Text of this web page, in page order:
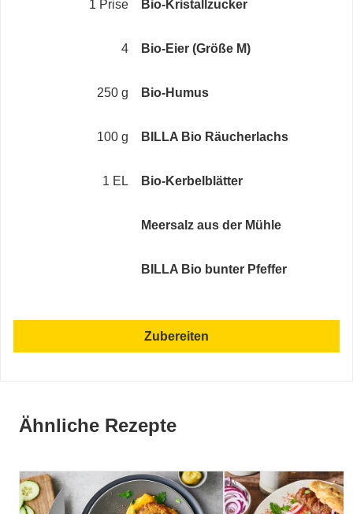
1 Prise Bio-Kristallzucker
4 Bio-Eier (Größe M)
250 g Bio-Humus
100 g BILLA Bio Räucherlachs
1 EL Bio-Kerbelblätter
Meersalz aus der Mühle
BILLA Bio bunter Pfeffer
Zubereiten
Ähnliche Rezepte